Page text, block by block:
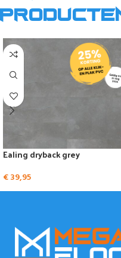
Ealing dryback grey
€39,95